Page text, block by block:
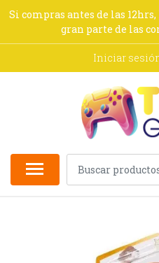
Si compras antes de las
gran parte de las
Iniciar